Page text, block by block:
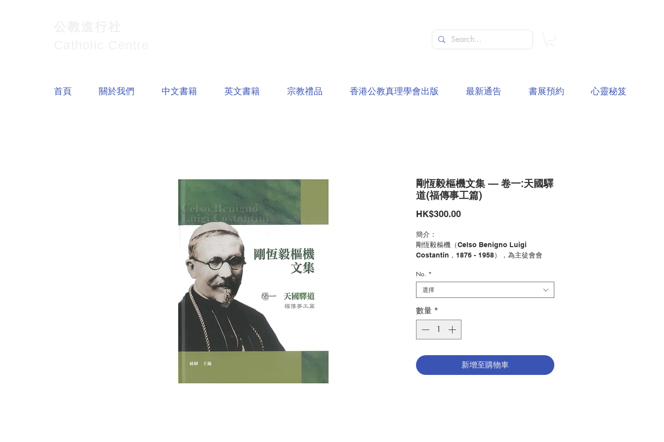
剛恆毅樞機文集 — 卷一:天國驛
道(福傳事工篇)
HK$300.00價
簡介：
剛恆毅樞機（Celso Benigno Luigi
Costantin，1876 - 1958），為主徒會會
譯全集，是主徒會的夙願。這項工作既可配合
剛公的列品進程，亦可為華語教會的思想建設
貢獻綿薄。
在剛恆毅樞機敬禮祈禱文中，我們稱剛公為
「模範的牧者、幼小貧苦的庇護、偉大的中國
傳教士、普世福傳的舵手，世界和平的使
了中國教會和傳教區的歷史，也給予今日的教
會源源不斷的啟發：忠於基督的召叫，成為
No. *
選擇
數量 *
新增至購物車
首頁 關於我們 中文書籍 英文書籍 宗教禮品 香港公教真理學會出版 最新通告 書展預約 心靈秘笈